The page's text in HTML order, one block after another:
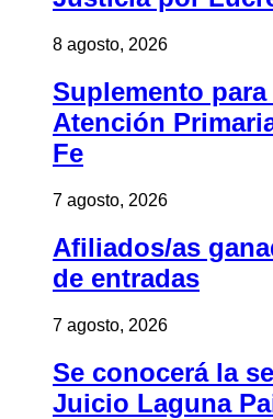
8 agosto, 2026
Suplemento
Atención
Fe
7 agosto, 2026
Afiliados/as
de entradas
7 agosto, 2026
Se conocerá la
Juicio Laguna